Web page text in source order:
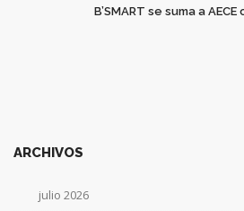
B’SMART se suma a AECE
ARCHIVOS
julio 2026